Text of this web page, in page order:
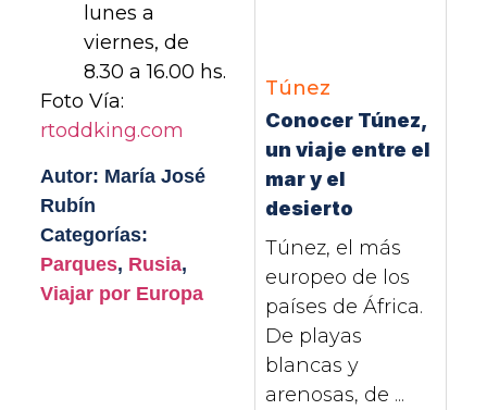
lunes a
viernes, de
8.30 a 16.00 hs.
Foto Vía:
rtoddking.com
Autor: María José
Rubín
Categorías:
Parques, Rusia,
Viajar por Europa
Túnez
Conocer Túnez,
un viaje entre el
mar y el
desierto
Túnez, el más
europeo de los
países de África.
De playas
blancas y
arenosas, de ...